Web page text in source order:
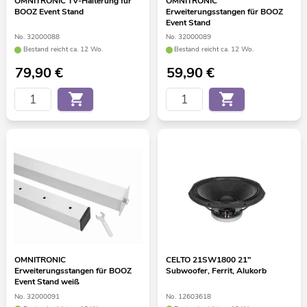
BOOZ Event Stand
No. 32000088
Bestand reicht ca. 12 Wo.
79,90€
Erweiterungsstangen für BOOZ
Event Stand
No. 32000089
Bestand reicht ca. 12 Wo.
59,90€
OMNITRONIC
Erweiterungsstangen für BOOZ
Event Stand weiß
No. 32000091
CELTO 21SW1800 21"
Subwoofer, Ferrit, Alukorb
No. 12603618